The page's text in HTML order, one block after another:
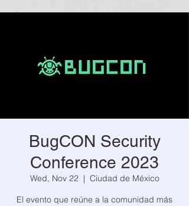
BugCON Security
Conference 2023
Wed, Nov 22
  |
Ciudad de México
El evento que reúne a la comunidad más